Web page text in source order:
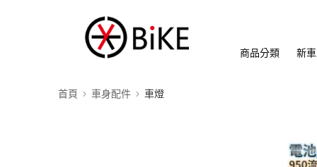
商品分類 新
首頁 車身配件 車燈